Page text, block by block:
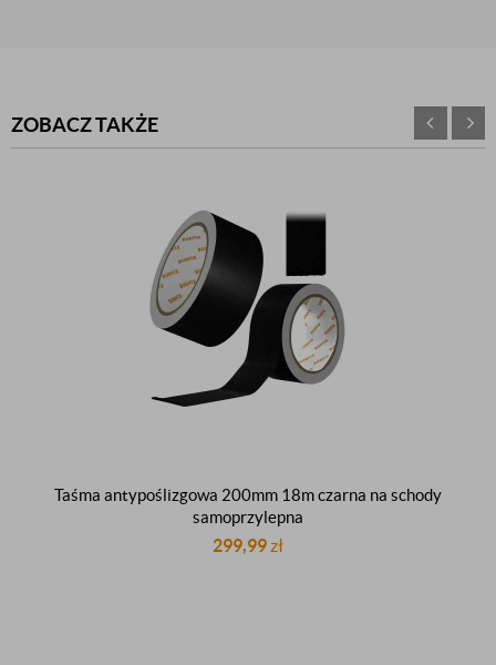
ZOBACZ TAKŻE
Taśma antypoślizgowa 200mm 18m czarna na schody
samoprzylepna
299,99zł